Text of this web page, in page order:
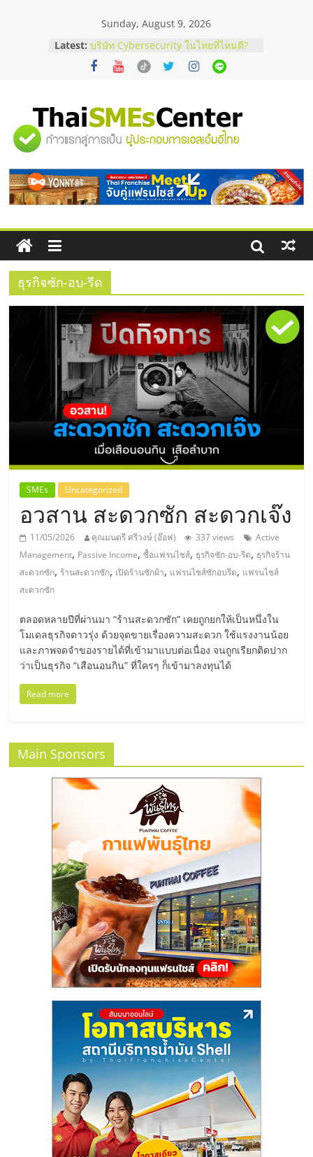
Sunday, August 9, 2026
Latest:
ร้านเครื่องเสียงคุณภาพสูง พร้อม
โซลูชันระบบภาพและเสียง
บริษัท Cybersecurity ในไทยที่ไหนดี?
อยากหาเงินทุน เพิ่มสภาพคล่องให้ธุรกิจ
เริ่มยังไงให้ผ่านฉลุย
สัมมนาออนไลน์ โอกาสบริหารสถานี
บริการน้ำมัน Shell
สัมมนาลงทุน แฟรนไชส์ยอนนี่
ThaiFranchise Meet Up จับคู่แฟรน
ไชส์ ครั้งที่ 8
"ศูนย์
รวม
ข้อมูล
ธุรกิจ
SME
แห่ง
ประเทศไทย,
ThaiSMEsCenter,
รวม
ธุรกิจ
เอ
ส
เอ็
มอี
ไทย,
SMEs,
แฟ
ไชส์,
ปรึกษา
แฟ
ไชส์,
รวม
แฟ
ธุรกิจซัก-อบ-รีด
SMEs Uncategorized
อวสาน สะดวกซัก สะดวกเจ๊ง
11/05/2026 คุณมนตรี ศรีวงษ์ (อ๊อฟ) 337 views
Active
Management, Passive Income,ซื้อแฟรนไชส์, ธุรกิจซัก-อบ-รีด, ธุรกิจร้าน
สะดวกซัก, ร้านสะดวกซัก, เปิดร้านซักผ้า, แฟรนไชส์ซักอบรีด, แฟรนไชส์
สะดวกซัก
ตลอดหลายปีที่ผ่านมา “ร้านสะดวกซัก” เคยถูกยกให้เป็นหนึ่งใน
โมเดลธุรกิจดาวรุ่ง ด้วยจุดขายเรื่องความสะดวก ใช้แรงงานน้อย
และภาพจดจำของรายได้ที่เข้ามาแบบต่อเนื่อง จนถูกเรียกติดปาก
ว่าเป็นธุรกิจ “เสือนอนกิน” ที่ใครๆ ก็เข้ามาลงทุนได้
Read more
Main Sponsors